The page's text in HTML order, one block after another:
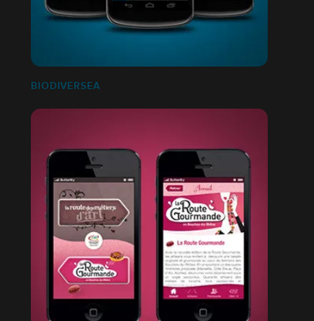
BIODIVERSEA